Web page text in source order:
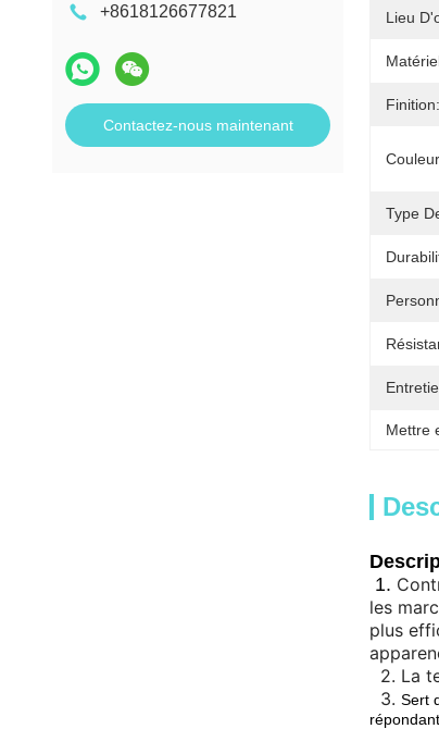
+8618126677821
Contactez-nous maintenant
Lieu
Finition:
Type
Mettre
1.
les
plus
2. La
3. Sert